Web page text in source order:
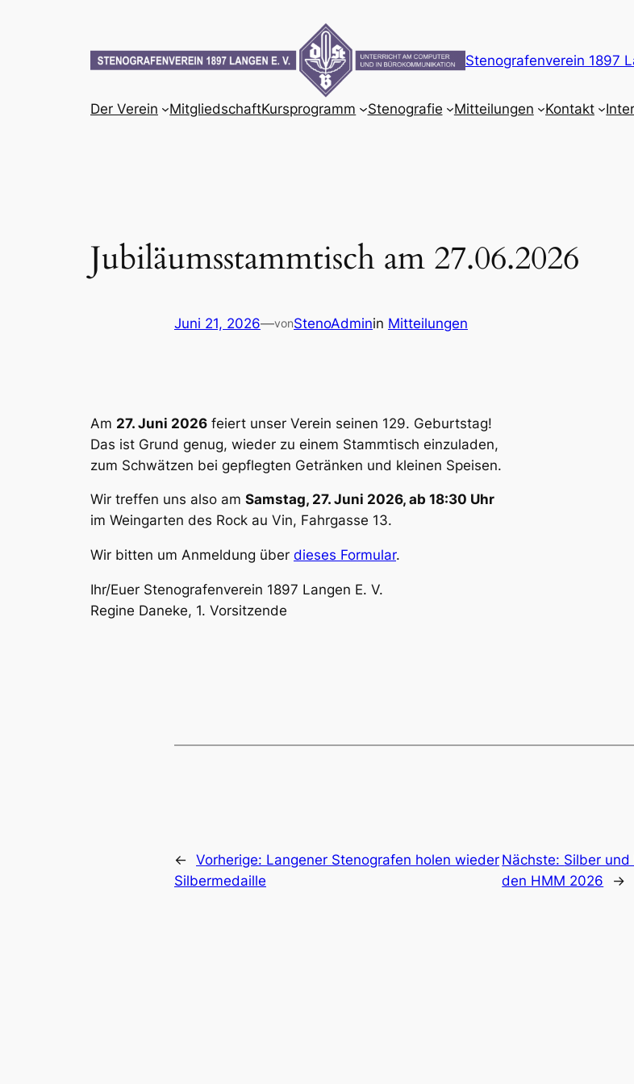
Stenografenverein 1897
Der Verein MitgliedschaftKursprogramm Stenografie Mitteilungen Kontakt
Jubiläumsstammtisch am 27.06.2026
Juni 21, 2026—vonStenoAdminin Mitteilungen
Am 27. Juni 2026 feiert unser Verein seinen 129. Geburtstag!
Das ist Grund genug, wieder zu einem Stammtisch einzuladen,
zum Schwätzen bei gepflegten Getränken und kleinen Speisen.
Wir treffen uns also am Samstag, 27. Juni 2026, ab 18:30 Uhr
im Weingarten des Rock au Vin, Fahrgasse 13.
Wir bitten um Anmeldung über dieses Formular.
Ihr/Euer Stenografenverein 1897 Langen E. V.
Regine Daneke, 1. Vorsitzende
← Vorherige: Langener Stenografen holen wieder
Silbermedaille
Nächste: Silber
den HMM 2026
→